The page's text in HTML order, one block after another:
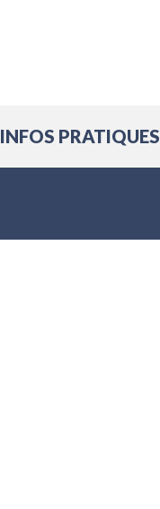
INFOS PRATIQUES